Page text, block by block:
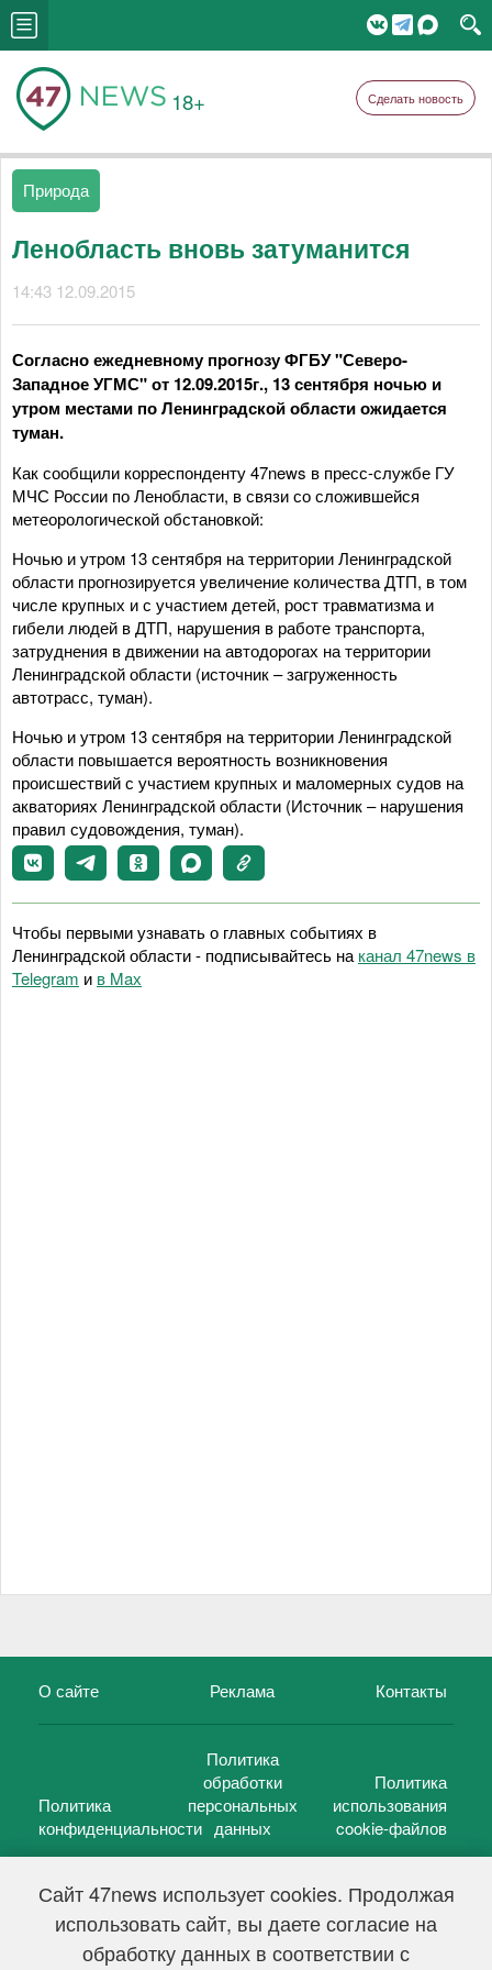
Сайт 47news использует cookies. Продолжая
использовать сайт, вы даете согласие на
обработку данных в соответствии с
18+ Сделать новость
Природа
Ленобласть вновь затуманится
14:43 12.09.2015
Согласно ежедневному прогнозу ФГБУ "Северо-
Западное УГМС" от 12.09.2015г., 13 сентября ночью и
утром местами по Ленинградской области ожидается
туман.
Как сообщили корреспонденту 47news в пресс-службе ГУ
МЧС России по Ленобласти, в связи со сложившейся
метеорологической обстановкой:
Ночью и утром 13 сентября на территории Ленинградской
области прогнозируется увеличение количества ДТП, в том
числе крупных и с участием детей, рост травматизма и
гибели людей в ДТП, нарушения в работе транспорта,
затруднения в движении на автодорогах на территории
Ленинградской области (источник – загруженность
автотрасс, туман).
Ночью и утром 13 сентября на территории Ленинградской
области повышается вероятность возникновения
происшествий с участием крупных и маломерных судов на
акваториях Ленинградской области (Источник – нарушения
правил судовождения, туман).
Чтобы первыми узнавать о главных событиях в
Ленинградской области - подписывайтесь на канал 47news в
Telegram и в Maх
О сайте Реклама Контакты
Политика
конфиденциальности
Политика
обработки
персональных
данных
Политика
использования
cookie-файлов
47 новостей (47 news)2005 — 2026 г.
Свидетельство о регистрации СМИ Эл № ФС 77-39848, выдано